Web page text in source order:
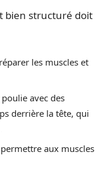
bien structuré doit
les muscles et
avec des
derrière la tête, qui
aux muscles